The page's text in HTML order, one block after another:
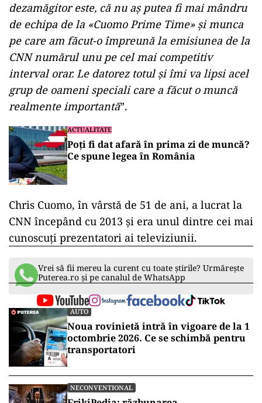
dezamăgitor este, că nu aş putea fi mai mândru
de echipa de la «Cuomo Prime Time» şi munca
pe care am făcut-o împreună la emisiunea de la
CNN numărul unu pe cel mai competitiv
interval orar. Le datorez totul şi îmi va lipsi acel
grup de oameni speciali care a făcut o muncă
realmente importantă”.
ACTUALITATE
Poți fi dat afară în prima zi de muncă?
Ce spune legea în România
Chris Cuomo, în vârstă de 51 de ani, a lucrat la
CNN începând cu 2013 şi era unul dintre cei mai
cunoscuţi prezentatori ai televiziunii.
Vrei să fii mereu la curent cu toate știrile? Urmărește
Puterea.ro și pe canalul de WhatsApp
AUTO
Noua rovinietă intră în vigoare de la 1
octombrie 2026. Ce se schimbă pentru
transportatori
NECONVENTIONAL